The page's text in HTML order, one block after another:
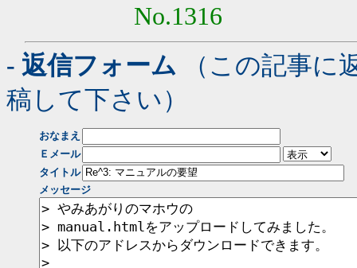
No.1316
- 返信フォーム （この記事に
稿して下さい）
おなまえ
Ｅメール
タイトル
メッセージ